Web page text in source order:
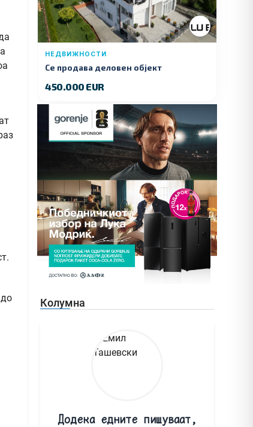
НЕДВИЖНОСТИ
Се продава деловен објект
450.000 EUR
Колумна
Додека едните пишуваат,